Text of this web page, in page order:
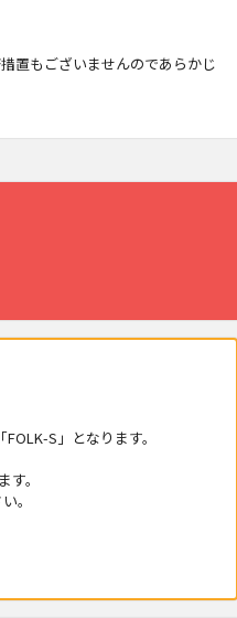
置もございませんのであらかじ
S」となります。
。
。